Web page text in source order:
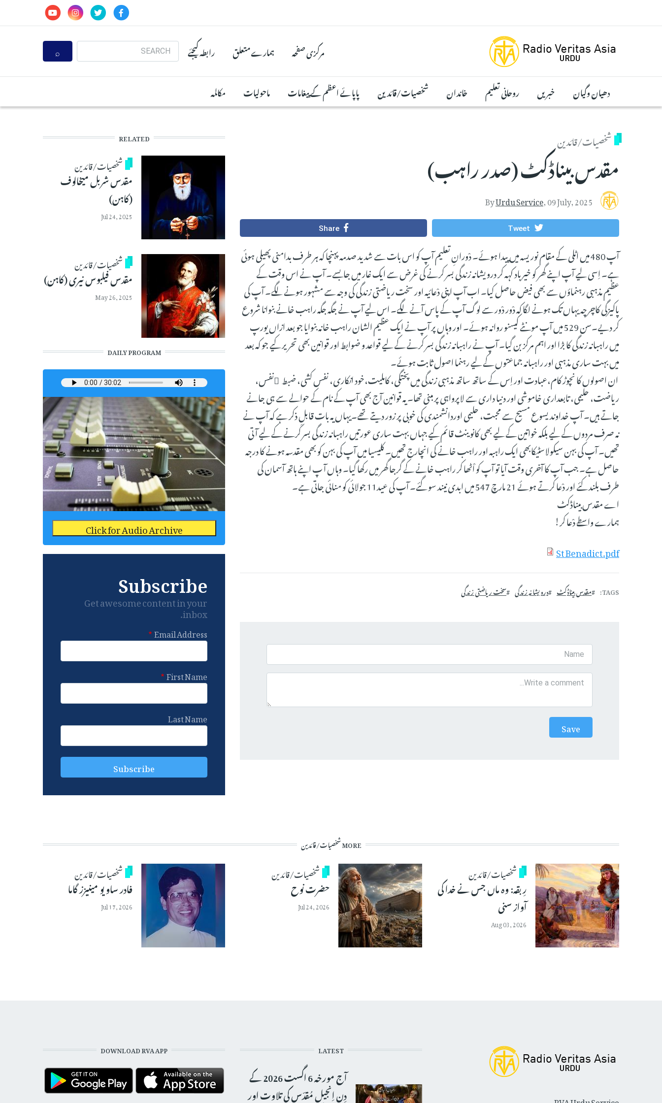
مرکزی صفحہ ہمارے متعلق رابطہ کیجئے
Search
دھیان وگیان خبریں روحانی تعلیم خاندان شخصیات/قائدین پاپائے اعظم کے پیغامات ماحولیات مکالمہ
شخصیات/قائدین
مقدس بیناڈکٹ (صدر راہب)
ByUrdu Service,09 July, 2025
Tweet
Share
آپ 480 میں اٹلی کے مقام نوریسہ میں پیدا ہوئے۔ دْورانِ تعلیم آپ کو اس بات سے شدید صدمہ پہنچا کہ ہر طرف بدامنی پھیلی ہوئی
ہے۔ اِسی لیے آپ اپنے گھر کو خیرباد کہہ کر درویشانہ زندگی بسر کرنے کی غرض سے ایک غار میں جابسے۔ آپ نے اس وقت کے
عظیم مذہبی رہنماؤں سے بھی فیض حاصل کیا۔ اب آپ اپنی دْعائیہ اور سخت ریاضتی زندگی کی وجہ سے مشہور ہونے لگے۔ آپ کی
پاکیزگی کاچرچہ یہاں تک ہونے لگا کہ دْور دْور سے لوگ آپ کے پاس آنے لگے۔ اس لیے آپ نے جگہ جگہ راہب خانے بنوانا شروع
کر دیے۔سن 529 میں آپ مونٹے کیسنو روانہ ہوئے۔ اور وہاں پر آپ نے ایک عظیم الشان راہب خانہ بنوایا جو بعد ازاں یورپ
میں راہبانہ زندگی کا بڑا اور اہم مرکز بن گیا۔ آپ نے راہبانہ زندگی بسر کرنے کے لیے قواعد و ضوابط اور قوانین بھی تحریر کیے جو کہ بعد
میں بہت ساری مذہبی اور راہبانہ جماعتوں کے لیے رہنما اصول ثابت ہوئے۔
ان اصولوں کا نچوڑ کام،عبادت اور اِس کے ساتھ ساتھ مذہبی زندگی میں پختگی، کاملیت،خود انکاری، نفس کشی، ضبط ِنفس،
ریاضت، حلیمی، تابعداری خاموشی اور دنیا داری سے لاپرواہی پر مبنی تھا۔ یہ قوانین آج بھی آپ کے نام کے حوالے سے ہی جانے
جاتے ہیں۔ آپ خداوند یسوع مسیح سے محبت، حلیمی اوردانشمندی کی خوبی پر زور دیتے تھے۔یہاں یہ بات قابلِ ذکر ہے کہ آپ نے
نہ صرف مردوں کے لیے بلکہ خواتین کے لیے بھی کانوینٹ قائم کیے جہاں بہت ساری عورتیں راہبانہ زندگی بسر کرنے کے لیے آتی
تھیں۔ آپ کی بہن سیکولاسٹیکابھی ایک راہبہ اور راہب خانے کی انچارج تھیں۔ کلیسیا میں آپ کی بہن کو بھی مقدسہ ہونے کا درجہ
حاصل ہے۔ جب آپ کا آخری وقت آیا تو آپ کو اْٹھا کر راہب خانے کے گرجا گھر میں رکھا گیا۔ وہاں آ پ اپنے ہاتھ آسمان کی
طرف بلند کئے اور دْعا کرتے ہوئے 21 مارچ 547 میں ابدی نیند سو گئے۔ آپ کی عید11 جولائی کو منائی جاتی ہے۔
اے مقدس بیناڈکٹ
ہمارے واسطے دْعا کر!
St Benadict.pdf
TAGS مقدس بیناڈکٹ درویشانہ زندگی سخت ریاضتی زندگی
RELATED
شخصیات/قائدین
مقدس شربل میخالوف
(کاہن)
Jul 24, 2025
شخصیات/قائدین
مقدس فیلبوس نیری (کاہن)
May 26, 2025
DAILY PROGRAM
Click for Audio Archive
Subscribe
Get awesome content in your
inbox.
Email Address
First Name
Last Name
MORE شخصیات/قائدین
شخصیات/قائدین
رِبقہ: وہ ماں جس نے خدا کی
آواز سنی
Aug 03, 2026
شخصیات/قائدین
حضرت نوح
Jul 24, 2026
شخصیات/قائدین
فادر ساویو مینیزز گاما
Jul 17, 2026
LATEST
آج مورخہ 6 اگست 2026 کے
دِن اِنجیلِ مُقدّس کی تلاوت اور
DOWNLOAD RVA APP